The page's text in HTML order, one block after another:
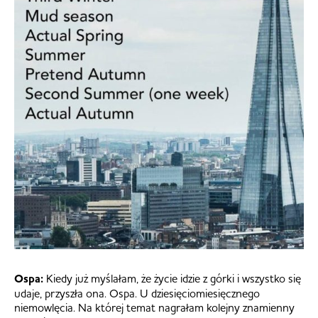
Ospa: Kiedy już myślałam, że życie idzie z górki i wszystko się
udaje, przyszła ona. Ospa. U dziesięciomiesięcznego
niemowlęcia. Na której temat nagrałam kolejny znamienny